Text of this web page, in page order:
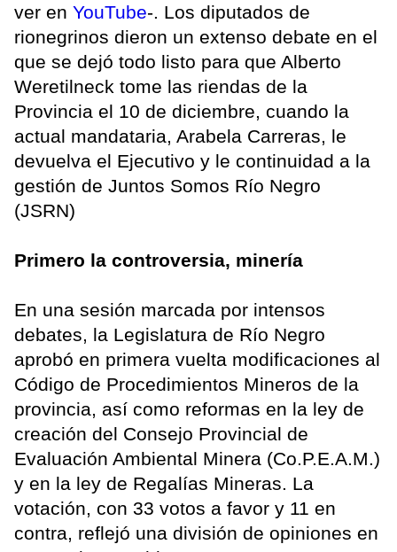
ver en YouTube-. Los diputados de
rionegrinos dieron un extenso debate en el
que se dejó todo listo para que Alberto
Weretilneck tome las riendas de la
Provincia el 10 de diciembre, cuando la
actual mandataria, Arabela Carreras, le
devuelva el Ejecutivo y le continuidad a la
gestión de Juntos Somos Río Negro
(JSRN)
Primero la controversia, minería
En una sesión marcada por intensos
debates, la Legislatura de Río Negro
aprobó en primera vuelta modificaciones al
Código de Procedimientos Mineros de la
provincia, así como reformas en la ley de
creación del Consejo Provincial de
Evaluación Ambiental Minera (Co.P.E.A.M.)
y en la ley de Regalías Mineras. La
votación, con 33 votos a favor y 11 en
contra, reflejó una división de opiniones en